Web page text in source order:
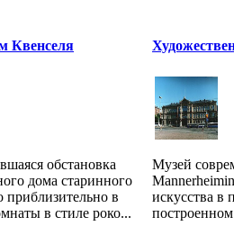
Квенселя
обстановка
дома старинного
приблизительно в
в стиле роко...
Музей
искусства в